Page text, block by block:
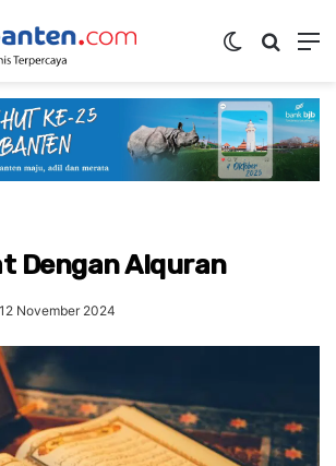
Switch skin
Dengan Alquran
12 November 2024